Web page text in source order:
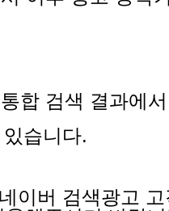
합 검색 결과에
습니다.
이버 검색광고